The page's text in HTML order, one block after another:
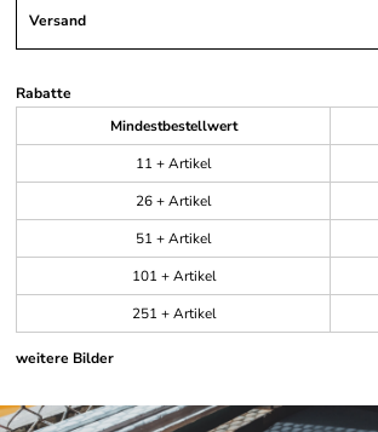
Versand
Rabatte
Mindestbestellwert
11 + Artikel
26 + Artikel
51 + Artikel
101 + Artikel
251 + Artikel
weitere Bilder